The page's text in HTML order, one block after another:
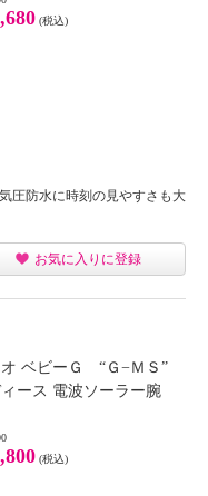
(税込)
圧防水に時刻の見やすさも大
お気に入りに登録
オ ベビーＧ “Ｇ−ＭＳ”
ース 電波ソーラー腕
(税込)